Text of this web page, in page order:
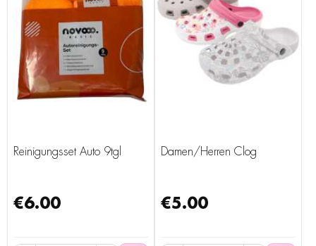
Reinigungsset Auto 9tgl
€6.00
Damen/Herren Clog
€5.00